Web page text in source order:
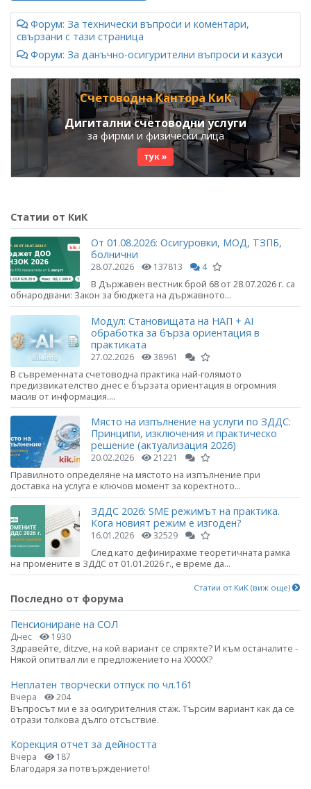
Форум: За технически въпроси и коментари,
свързани с тази страница
Форум: За данъчно-осигурителни въпроси и казуси
Счетоводна Кантора КиК
Дигитални счетоводни услуги
за фирми и физически лица
тук »
Статии от КиК
От 01.08.2026: Осигуровки, МОД, ТЗПБ,
болнични
28.07.2026 137813 4
В Държавен вестник брой 68 от 28.07.2026 г. са
обнародвани: Закон за бюджета на държавното...
Модул: Становищата на НАП + AI
обработка за бърза ориентация в
практиката
27.02.2026 38961
В съвременната счетоводна практика най-голямото
предизвикателство днес е бързата ориентация в огромния
масив от информация....
Място на изпълнение на услуги по ЗДДС:
Принципи, изключения и практическо
решение (актуализация 2026)
20.02.2026 21221
Правилното определяне на мястото на изпълнение при
доставка на услуга е ключов момент за коректното...
ЗДДС 2026: SME режимът на практика.
Кога новият режим е изгоден?
16.01.2026 32529
След като дефинирахме теоретичната рамка
на промените в ЗДДС от 01.01.2026 г., е време да...
Статии от КиК (виж още)
Последно от форума
Пенсиониране на СОЛ
Днес 1930
Здравейте, ditzve, на кой вариант се спряхте? И към останалите -
Някой опитвал ли е предложението на ХХХХХ?
Неплатен творчески отпуск по чл.161
Вчера 204
Въпросът ми е за осигурителния стаж. Търсим вариант как да се
отрази толкова дълго отсъствие.
Корекция отчет за дейността
Вчера 187
Благодаря за потвърждението!